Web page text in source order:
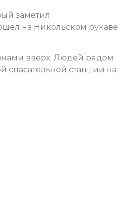
заметил
на Никольском рукаве
вверх. Людей рядом
спасательной станции на